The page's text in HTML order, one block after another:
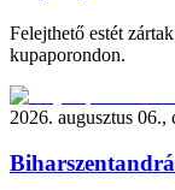
Felejthető estét
kupaporondon.
2026. augusztus 06.,